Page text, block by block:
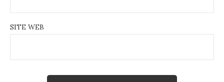
SITE WEB